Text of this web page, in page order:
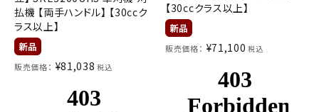
払機 【両手ハンドル】 【30ccク
ラス以上】
販売価格： ¥81,038 税込
【30ccクラス以上】
販売価格： ¥71,100 税込